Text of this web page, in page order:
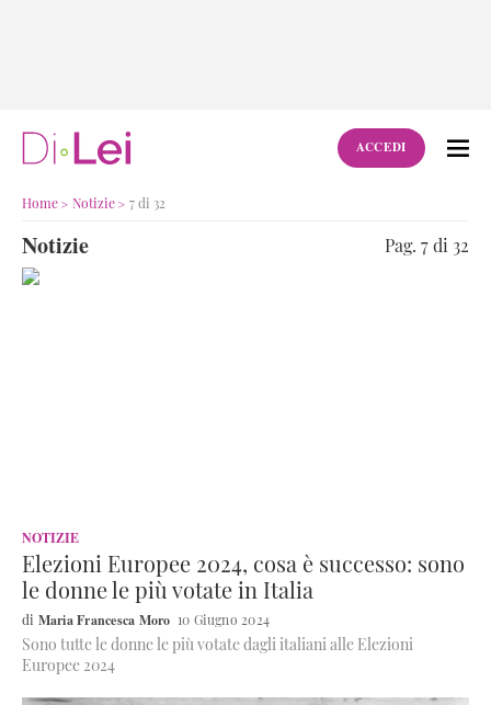
ACCEDI
Home Notizie 7 di 32
Notizie Pag. 7 di 32
NOTIZIE
Elezioni Europee 2024, cosa è successo: sono
le donne le più votate in Italia
Maria Francesca Moro 10 Giugno 2024
Sono tutte le donne le più votate dagli italiani alle Elezioni
Europee 2024